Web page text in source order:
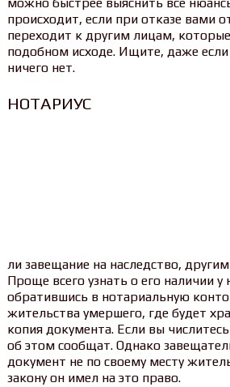
происходит, если при отказе вами
переходит к другим лицам,
подобном исходе. Ищите, даже если
ничего нет.
НОТАРИУС
ли завещание на наследство,
Проще всего узнать о его наличии у
обратившись в нотариальную
жительства умершего, где будет
копия документа. Если вы
об этом сообщат. Однако
документ не по своему месту
закону он имел на это право.